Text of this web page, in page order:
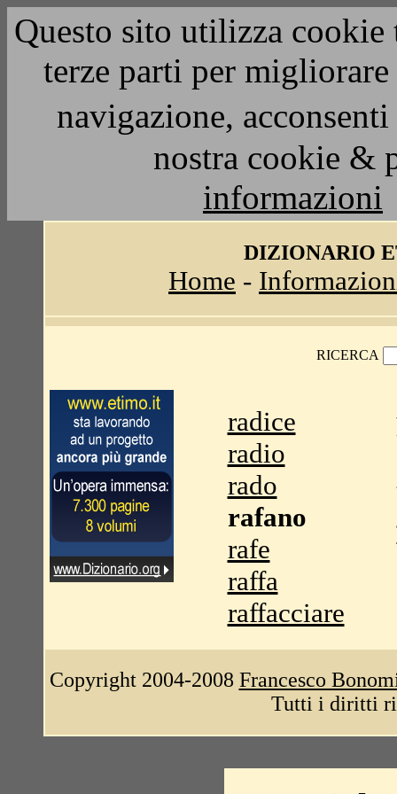
Questo sito utilizza
terze parti per
navigazione,
nostra cookie &
informazioni
DIZIONARIO
Home -
RICERCA
radice
radio
rado
rafano
rafe
raffa
raffacciare
Copyright 2004-2008 Francesco
Tutti i diritti